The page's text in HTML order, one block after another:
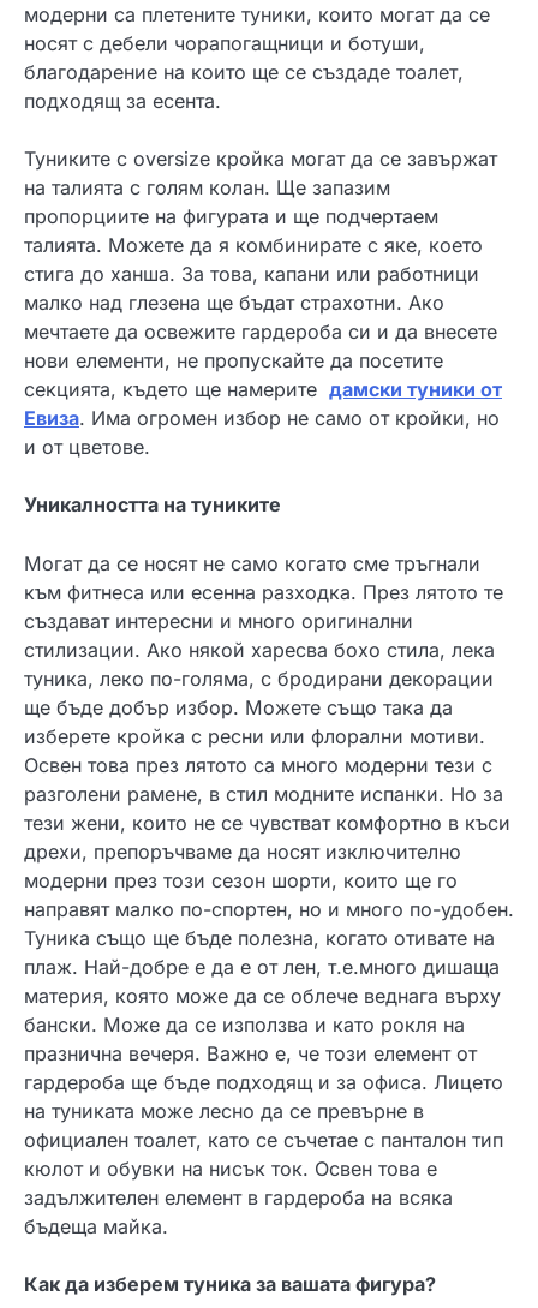
модерни са плетените туники, които могат да се
носят с дебели чорапогащници и ботуши,
благодарение на които ще се създаде тоалет,
подходящ за есента.
Туниките с oversize кройка могат да се завържат
на талията с голям колан. Ще запазим
пропорциите на фигурата и ще подчертаем
талията. Можете да я комбинирате с яке, което
стига до ханша. За това, капани или работници
малко над глезена ще бъдат страхотни. Ако
мечтаете да освежите гардероба си и да внесете
нови елементи, не пропускайте да посетите
секцията, където ще намерите дамски туники от
Евиза. Има огромен избор не само от кройки, но
и от цветове.
Уникалността на туниките
Могат да се носят не само когато сме тръгнали
към фитнеса или есенна разходка. През лятото те
създават интересни и много оригинални
стилизации. Ако някой харесва бохо стила, лека
туника, леко по-голяма, с бродирани декорации
ще бъде добър избор. Можете също така да
изберете кройка с ресни или флорални мотиви.
Освен това през лятото са много модерни тези с
разголени рамене, в стил модните испанки. Но за
тези жени, които не се чувстват комфортно в къси
дрехи, препоръчваме да носят изключително
модерни през този сезон шорти, които ще го
направят малко по-спортен, но и много по-удобен.
Туника също ще бъде полезна, когато отивате на
плаж. Най-добре е да е от лен, т.е.много дишаща
материя, която може да се облече веднага върху
бански. Може да се използва и като рокля на
празнична вечеря. Важно е, че този елемент от
гардероба ще бъде подходящ и за офиса. Лицето
на туниката може лесно да се превърне в
официален тоалет, като се съчетае с панталон тип
кюлот и обувки на нисък ток. Освен това е
задължителен елемент в гардероба на всяка
бъдеща майка.
Как да изберем туника за вашата фигура?